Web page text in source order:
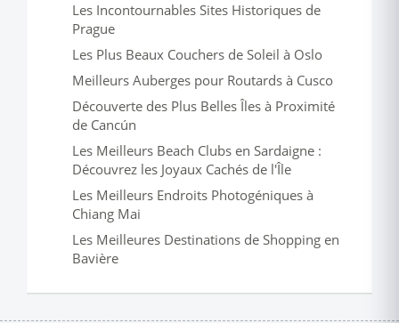
Les Incontournables Sites Historiques de
Prague
Les Plus Beaux Couchers de Soleil à Oslo
Meilleurs Auberges pour Routards à Cusco
Découverte des Plus Belles Îles à Proximité
de Cancún
Les Meilleurs Beach Clubs en Sardaigne :
Découvrez les Joyaux Cachés de l'Île
Les Meilleurs Endroits Photogéniques à
Chiang Mai
Les Meilleures Destinations de Shopping en
Bavière